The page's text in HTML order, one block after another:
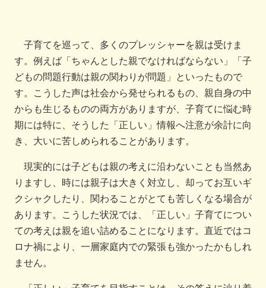
子育てを巡って、多くのプレッシャーを親は受けま
す。例えば「ちゃんとした親でなければならない」「子
どもの問題行動は親の関わりが問題」といったもので
す。こうした声は社会から発せられるもの、親自身の中
からも生じるものの両方がありますが、子育てに悩む時
期には特に、そうした「正しい」情報へ注意が余計に向
き、大いに苦しめられることがあります。
現実的には子どもは親の考えに沿わないことも当然あ
りますし、時には親子は大きく対立し、却ってお互いギ
クシャクしたり、関わることがとても苦しくなる場合が
あります。こうした状況では、「正しい」子育てについ
ての考えは親を追い詰めることになります。直近ではコ
ロナ禍により、一層家庭内での緊張も強かったかもしれ
ません。